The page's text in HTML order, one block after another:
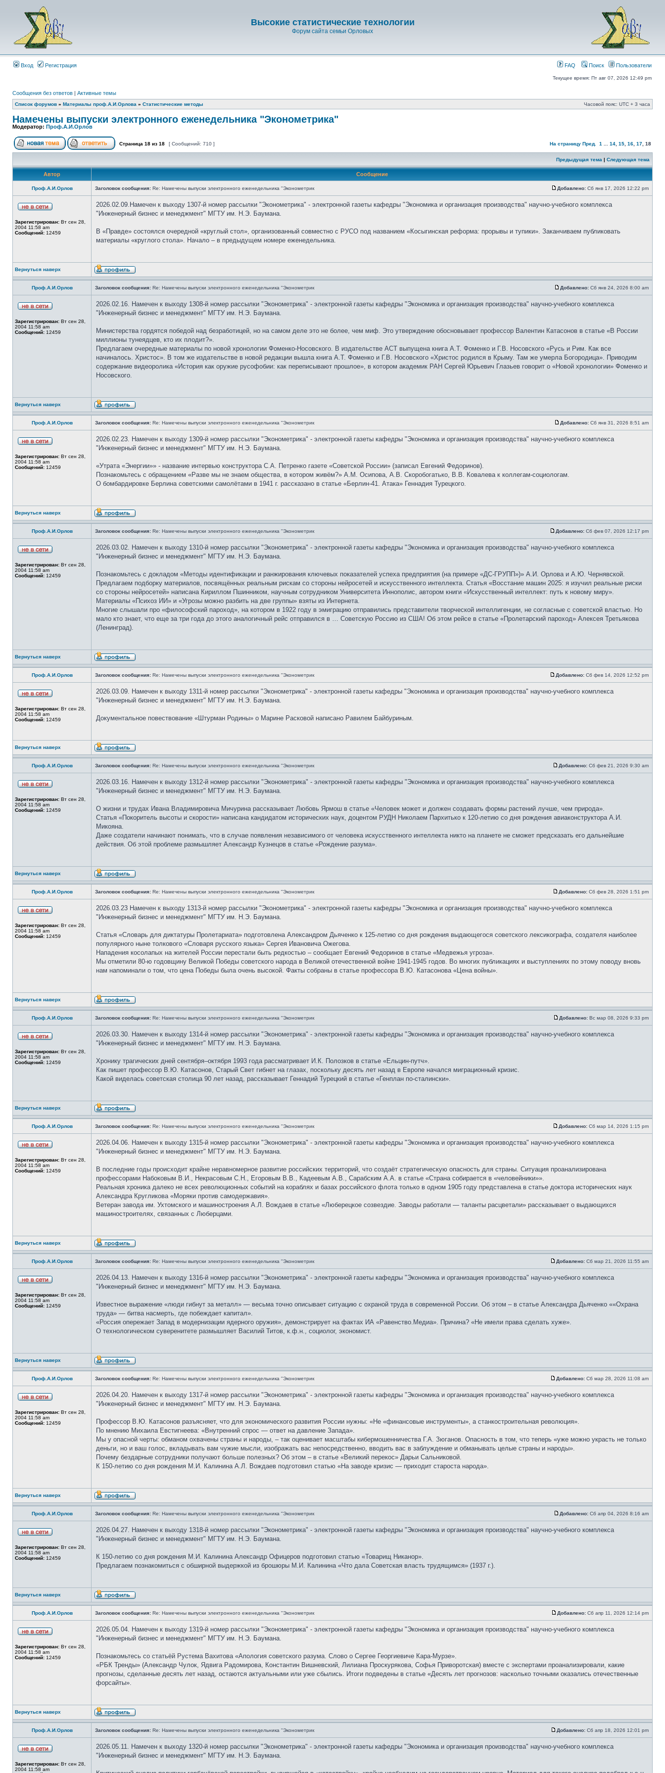
Высокие статистические технологии
Форум сайта семьи Орловых
Вход Регистрация FAQ Поиск Пользователи
Текущее время: Пт авг 07, 2026 12:49 pm
Сообщения без ответов | Активные темы
Список форумов » Материалы проф.А.И.Орлова » Статистические методы Часовой пояс: UTC + 3 часа
Намечены выпуски электронного еженедельника "Эконометрика"
Модератор: Проф.А.И.Орлов
Страница 18 из 18 [ Сообщений: 710 ] На страницу Пред. 1 14 15 16 17 18
Предыдущая тема | Следующая тема
Автор Сообщение
Проф.А.И.Орлов Заголовок сообщения: Re: Намечены выпуски электронного еженедельника "Эконометрик Добавлено: Сб янв 17, 2026 12:22 pm
Зарегистрирован: Вт сен 28,
2004 11:58 am
Сообщений: 12459
2026.02.09.Намечен к выходу 1307-й номер рассылки "Эконометрика" - электронной газеты кафедры "Экономика и организация производства" научно-учебного комплекса
"Инженерный бизнес и менеджмент" МГТУ им. Н.Э. Баумана.
В «Правде» состоялся очередной «круглый стол», организованный совместно с РУСО под названием «Косыгинская реформа: прорывы и тупики». Заканчиваем публиковать
материалы «круглого стола». Начало – в предыдущем номере еженедельника.
Вернуться наверх
Проф.А.И.Орлов Заголовок сообщения: Re: Намечены выпуски электронного еженедельника "Эконометрик Добавлено: Сб янв 24, 2026 8:00 am
Зарегистрирован: Вт сен 28,
2004 11:58 am
Сообщений: 12459
2026.02.16. Намечен к выходу 1308-й номер рассылки "Эконометрика" - электронной газеты кафедры "Экономика и организация производства" научно-учебного комплекса
"Инженерный бизнес и менеджмент" МГТУ им. Н.Э. Баумана.
Министерства гордятся победой над безработицей, но на самом деле это не более, чем миф. Это утверждение обосновывает профессор Валентин Катасонов в статье «В России
миллионы тунеядцев, кто их плодит?».
Предлагаем очередные материалы по новой хронологии Фоменко-Носовского. В издательстве АСТ выпущена книга А.Т. Фоменко и Г.В. Носовского «Русь и Рим. Как все
начиналось. Христос». В том же издательстве в новой редакции вышла книга А.Т. Фоменко и Г.В. Носовского «Христос родился в Крыму. Там же умерла Богородица». Приводим
содержание видеоролика «История как оружие русофобии: как переписывают прошлое», в котором академик РАН Сергей Юрьевич Глазьев говорит о «Новой хронологии» Фоменко и
Носовского.
Вернуться наверх
Проф.А.И.Орлов Заголовок сообщения: Re: Намечены выпуски электронного еженедельника "Эконометрик Добавлено: Сб янв 31, 2026 8:51 am
Зарегистрирован: Вт сен 28,
2004 11:58 am
Сообщений: 12459
2026.02.23. Намечен к выходу 1309-й номер рассылки "Эконометрика" - электронной газеты кафедры "Экономика и организация производства" научно-учебного комплекса
"Инженерный бизнес и менеджмент" МГТУ им. Н.Э. Баумана.
«Утрата «Энергии»» - название интервью конструктора С.А. Петренко газете «Советской России» (записал Евгений Федоринов).
Познакомьтесь с обращением «Разве мы не знаем общества, в котором живём?» А.М. Осипова, А.В. Скоробогатько, В.В. Ковалева к коллегам-социологам.
О бомбардировке Берлина советскими самолётами в 1941 г. рассказано в статье «Берлин-41. Атака» Геннадия Турецкого.
Вернуться наверх
Проф.А.И.Орлов Заголовок сообщения: Re: Намечены выпуски электронного еженедельника "Эконометрик Добавлено: Сб фев 07, 2026 12:17 pm
Зарегистрирован: Вт сен 28,
2004 11:58 am
Сообщений: 12459
2026.03.02. Намечен к выходу 1310-й номер рассылки "Эконометрика" - электронной газеты кафедры "Экономика и организация производства" научно-учебного комплекса
"Инженерный бизнес и менеджмент" МГТУ им. Н.Э. Баумана.
Познакомьтесь с докладом «Методы идентификации и ранжирования ключевых показателей успеха предприятия (на примере «ДС-ГРУПП»)» А.И. Орлова и А.Ю. Чернявской.
Предлагаем подборку материалов, посвящённых реальным рискам со стороны нейросетей и искусственного интеллекта. Статья «Восстание машин 2025: я изучил реальные риски
со стороны нейросетей» написана Кириллом Пшинником, научным сотрудником Университета Иннополис, автором книги «Искусственный интеллект: путь к новому миру».
Материалы «Психоз ИИ» и «Угрозы можно разбить на две группы» взяты из Интернета.
Многие слышали про «философский пароход», на котором в 1922 году в эмиграцию отправились представители творческой интеллигенции, не согласные с советской властью. Но
мало кто знает, что еще за три года до этого аналогичный рейс отправился в … Советскую Россию из США! Об этом рейсе в статье «Пролетарский пароход» Алексея Третьякова
(Ленинград).
Вернуться наверх
Проф.А.И.Орлов Заголовок сообщения: Re: Намечены выпуски электронного еженедельника "Эконометрик Добавлено: Сб фев 14, 2026 12:52 pm
Зарегистрирован: Вт сен 28,
2004 11:58 am
Сообщений: 12459
2026.03.09. Намечен к выходу 1311-й номер рассылки "Эконометрика" - электронной газеты кафедры "Экономика и организация производства" научно-учебного комплекса
"Инженерный бизнес и менеджмент" МГТУ им. Н.Э. Баумана.
Документальное повествование «Штурман Родины» о Марине Расковой написано Равилем Байбуриным.
Вернуться наверх
Проф.А.И.Орлов Заголовок сообщения: Re: Намечены выпуски электронного еженедельника "Эконометрик Добавлено: Сб фев 21, 2026 9:30 am
Зарегистрирован: Вт сен 28,
2004 11:58 am
Сообщений: 12459
2026.03.16. Намечен к выходу 1312-й номер рассылки "Эконометрика" - электронной газеты кафедры "Экономика и организация производства" научно-учебного комплекса
"Инженерный бизнес и менеджмент" МГТУ им. Н.Э. Баумана.
О жизни и трудах Ивана Владимировича Мичурина рассказывает Любовь Ярмош в статье «Человек может и должен создавать формы растений лучше, чем природа».
Статья «Покоритель высоты и скорости» написана кандидатом исторических наук, доцентом РУДН Николаем Пархитько к 120-летию со дня рождения авиаконструктора А.И.
Микояна.
Даже создатели начинают понимать, что в случае появления независимого от человека искусственного интеллекта никто на планете не сможет предсказать его дальнейшие
действия. Об этой проблеме размышляет Александр Кузнецов в статье «Рождение разума».
Вернуться наверх
Проф.А.И.Орлов Заголовок сообщения: Re: Намечены выпуски электронного еженедельника "Эконометрик Добавлено: Сб фев 28, 2026 1:51 pm
Зарегистрирован: Вт сен 28,
2004 11:58 am
Сообщений: 12459
2026.03.23 Намечен к выходу 1313-й номер рассылки "Эконометрика" - электронной газеты кафедры "Экономика и организация производства" научно-учебного комплекса
"Инженерный бизнес и менеджмент" МГТУ им. Н.Э. Баумана.
Статья «Словарь для диктатуры Пролетариата» подготовлена Александром Дьяченко к 125-летию со дня рождения выдающегося советского лексикографа, создателя наиболее
популярного ныне толкового «Словаря русского языка» Сергея Ивановича Ожегова.
Нападения косолапых на жителей России перестали быть редкостью – сообщает Евгений Федоринов в статье «Медвежья угроза».
Мы отметили 80-ю годовщину Великой Победы советского народа в Великой отечественной войне 1941-1945 годов. Во многих публикациях и выступлениях по этому поводу вновь
нам напоминали о том, что цена Победы была очень высокой. Факты собраны в статье профессора В.Ю. Катасонова «Цена войны».
Вернуться наверх
Проф.А.И.Орлов Заголовок сообщения: Re: Намечены выпуски электронного еженедельника "Эконометрик Добавлено: Вс мар 08, 2026 9:33 pm
Зарегистрирован: Вт сен 28,
2004 11:58 am
Сообщений: 12459
2026.03.30. Намечен к выходу 1314-й номер рассылки "Эконометрика" - электронной газеты кафедры "Экономика и организация производства" научно-учебного комплекса
"Инженерный бизнес и менеджмент" МГТУ им. Н.Э. Баумана.
Хронику трагических дней сентября–октября 1993 года рассматривает И.К. Полозков в статье «Ельцин-путч».
Как пишет профессор В.Ю. Катасонов, Старый Свет гибнет на глазах, поскольку десять лет назад в Европе начался миграционный кризис.
Какой виделась советская столица 90 лет назад, рассказывает Геннадий Турецкий в статье «Генплан по-сталински».
Вернуться наверх
Проф.А.И.Орлов Заголовок сообщения: Re: Намечены выпуски электронного еженедельника "Эконометрик Добавлено: Сб мар 14, 2026 1:15 pm
Зарегистрирован: Вт сен 28,
2004 11:58 am
Сообщений: 12459
2026.04.06. Намечен к выходу 1315-й номер рассылки "Эконометрика" - электронной газеты кафедры "Экономика и организация производства" научно-учебного комплекса
"Инженерный бизнес и менеджмент" МГТУ им. Н.Э. Баумана.
В последние годы происходит крайне неравномерное развитие российских территорий, что создаёт стратегическую опасность для страны. Ситуация проанализирована
профессорами Набоковым В.И., Некрасовым С.Н., Егоровым В.В., Кадеевым А.В., Сарабским А.А. в статье «Страна собирается в «человейники»».
Реальная хроника далеко не всех революционных событий на кораблях и базах российского флота только в одном 1905 году представлена в статье доктора исторических наук
Александра Кругликова «Моряки против самодержавия».
Ветеран завода им. Ухтомского и машиностроения А.Л. Вождаев в статье «Люберецкое созвездие. Заводы работали — таланты расцветали» рассказывает о выдающихся
машиностроителях, связанных с Люберцами.
Вернуться наверх
Проф.А.И.Орлов Заголовок сообщения: Re: Намечены выпуски электронного еженедельника "Эконометрик Добавлено: Сб мар 21, 2026 11:55 am
Зарегистрирован: Вт сен 28,
2004 11:58 am
Сообщений: 12459
2026.04.13. Намечен к выходу 1316-й номер рассылки "Эконометрика" - электронной газеты кафедры "Экономика и организация производства" научно-учебного комплекса
"Инженерный бизнес и менеджмент" МГТУ им. Н.Э. Баумана.
Известное выражение «люди гибнут за металл» — весьма точно описывает ситуацию с охраной труда в современной России. Об этом – в статье Александра Дьяченко ««Охрана
труда» — битва насмерть, где побеждает капитал».
«Россия опережает Запад в модернизации ядерного оружия», демонстрирует на фактах ИА «Равенство.Медиа». Причина? «Не имели права сделать хуже».
О технологическом суверенитете размышляет Василий Титов, к.ф.н., социолог, экономист.
Вернуться наверх
Проф.А.И.Орлов Заголовок сообщения: Re: Намечены выпуски электронного еженедельника "Эконометрик Добавлено: Сб мар 28, 2026 11:08 am
Зарегистрирован: Вт сен 28,
2004 11:58 am
Сообщений: 12459
2026.04.20. Намечен к выходу 1317-й номер рассылки "Эконометрика" - электронной газеты кафедры "Экономика и организация производства" научно-учебного комплекса
"Инженерный бизнес и менеджмент" МГТУ им. Н.Э. Баумана.
Профессор В.Ю. Катасонов разъясняет, что для экономического развития России нужны: «Не «финансовые инструменты», а станкостроительная революция».
По мнению Михаила Евстигнеева: «Внутренний спрос — ответ на давление Запада».
Мы у опасной черты: обманом охвачены страны и народы, – так оценивает масштабы кибермошенничества Г.А. Зюганов. Опасность в том, что теперь «уже можно украсть не только
деньги, но и ваш голос, вкладывать вам чужие мысли, изображать вас непосредственно, вводить вас в заблуждение и обманывать целые страны и народы».
Почему бездарные сотрудники получают больше полезных? Об этом – в статье «Великий перекос» Дарьи Сальниковой.
К 150-летию со дня рождения М.И. Калинина А.Л. Вождаев подготовил статью «На заводе кризис — приходит староста народа».
Вернуться наверх
Проф.А.И.Орлов Заголовок сообщения: Re: Намечены выпуски электронного еженедельника "Эконометрик Добавлено: Сб апр 04, 2026 8:16 am
Зарегистрирован: Вт сен 28,
2004 11:58 am
Сообщений: 12459
2026.04.27. Намечен к выходу 1318-й номер рассылки "Эконометрика" - электронной газеты кафедры "Экономика и организация производства" научно-учебного комплекса
"Инженерный бизнес и менеджмент" МГТУ им. Н.Э. Баумана.
К 150-летию со дня рождения М.И. Калинина Александр Офицеров подготовил статью «Товарищ Никанор».
Предлагаем познакомиться с обширной выдержкой из брошюры М.И. Калинина «Что дала Советская власть трудящимся» (1937 г.).
Вернуться наверх
Проф.А.И.Орлов Заголовок сообщения: Re: Намечены выпуски электронного еженедельника "Эконометрик Добавлено: Сб апр 11, 2026 12:14 pm
Зарегистрирован: Вт сен 28,
2004 11:58 am
Сообщений: 12459
2026.05.04. Намечен к выходу 1319-й номер рассылки "Эконометрика" - электронной газеты кафедры "Экономика и организация производства" научно-учебного комплекса
"Инженерный бизнес и менеджмент" МГТУ им. Н.Э. Баумана.
Познакомьтесь со статьёй Рустема Вахитова «Апология советского разума. Слово о Сергее Георгиевиче Кара-Мурзе».
«РБК Тренды» (Александр Чулок, Ядвига Радомирова, Константин Вишневский, Лилиана Проскурякова, Софья Приворотская) вместе с экспертами проанализировали, какие
прогнозы, сделанные десять лет назад, остаются актуальными или уже сбылись. Итоги подведены в статье «Десять лет прогнозов: насколько точными оказались отечественные
форсайты».
Вернуться наверх
Проф.А.И.Орлов Заголовок сообщения: Re: Намечены выпуски электронного еженедельника "Эконометрик Добавлено: Сб апр 18, 2026 12:01 pm
Зарегистрирован: Вт сен 28,
2004 11:58 am
2026.05.11. Намечен к выходу 1320-й номер рассылки "Эконометрика" - электронной газеты кафедры "Экономика и организация производства" научно-учебного комплекса
"Инженерный бизнес и менеджмент" МГТУ им. Н.Э. Баумана.